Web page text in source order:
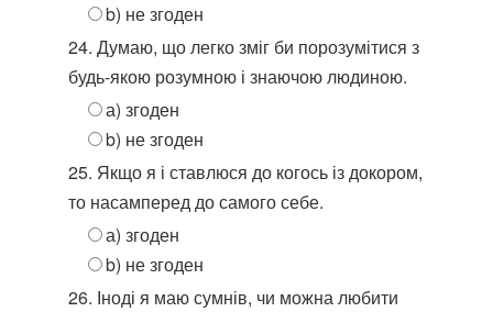
b) не згоден
24. Думаю, що легко зміг би порозумітися з
будь-якою розумною і знаючою людиною.
а) згоден
b) не згоден
25. Якщо я і ставлюся до когось із докором,
то насамперед до самого себе.
а) згоден
b) не згоден
26. Іноді я маю сумнів, чи можна любити